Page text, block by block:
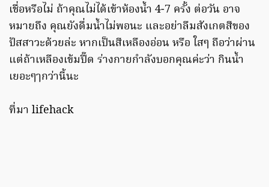
เชื่อหรือไม่ ถ้าคุณไม่ได้เข้าห้องน้ำ 4-7 ครั้ง ต่อวัน อาจ
หมายถึง คุณยังดื่มน้ำไม่พอนะ และอย่าลืมสังเกตสีของ
ปัสสาวะด้วยล่ะ หากเป็นสีเหลืองอ่อน หรือ ใสๆ ถือว่าผ่าน
แต่ถ้าเหลืองเข้มปี๊ด ร่างกายกำลังบอกคุณค่ะว่า กินน้ำ
เยอะๆๅกว่านี้นะ
ที่มา lifehack